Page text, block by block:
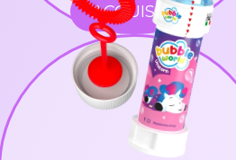
ACQUISTA